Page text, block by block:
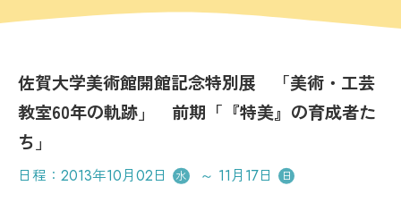
申請企画展 プロジェクト
刊行物 収蔵品
美術館概要
佐賀大学美術館開館記念特別展 「美術・工芸
教室60年の軌跡」 前期「『特美』の育成者た
ち」
日程： 2013年10月02日 水 ～ 11月17日 日